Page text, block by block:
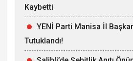
Kaybetti
YENİ Parti Manisa İl
Tutuklandı!